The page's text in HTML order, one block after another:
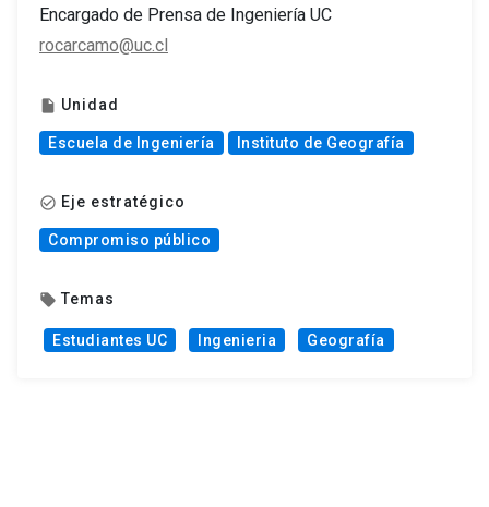
Encargado de Prensa de Ingeniería UC
rocarcamo@uc.cl
insert_drive_file Unidad
Escuela de Ingeniería Instituto de Geografía
check_circle_outline Eje estratégico
Compromiso público
local_offer Temas
Estudiantes UC Ingenieria Geografía